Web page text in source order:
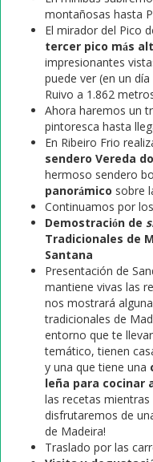
montañosas hasta
El mirador del Pico
tercer pico más
impresionantes
puede ver (en un
Ruivo a 1.862
Ahora haremos un
pintoresca hasta
En Ribeiro Frio
sendero Vereda
hermoso sendero
panorámico sobre
Continuamos por
Demostración de
Tradicionales de
Santana
Presentación de
mantiene vivas las
nos mostrará
tradicionales de
entorno que te
temático, tienen
y una que tiene una
leña para cocinar
las recetas
disfrutaremos de
de Madeira!
Traslado por las